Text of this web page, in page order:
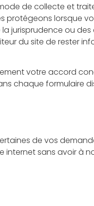
de collecte et
protégeons lorsque
jurisprudence ou des
du site de rester
votre accord
chaque formulaire
de vos
internet sans avoir à